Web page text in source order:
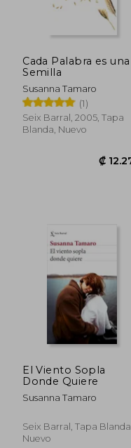
Cada Palabra es una
Semilla
Susanna Tamaro
(1)
Seix Barral, 2005, Tapa
Blanda, Nuevo
El Viento Sopla
Donde Quiere
Susanna Tamaro
Seix Barral, Tapa Blanda,
Nuevo